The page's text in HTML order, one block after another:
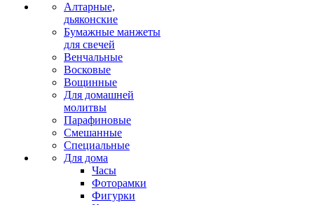
Алтарные,
дьяконские
Бумажные манжеты
для свечей
Венчальные
Восковые
Вощинные
Для домашней
молитвы
Парафиновые
Смешанные
Специальные
Для дома
Часы
Фоторамки
Фигурки